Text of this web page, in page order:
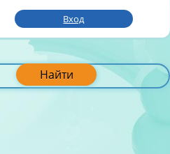
Вход
Найти